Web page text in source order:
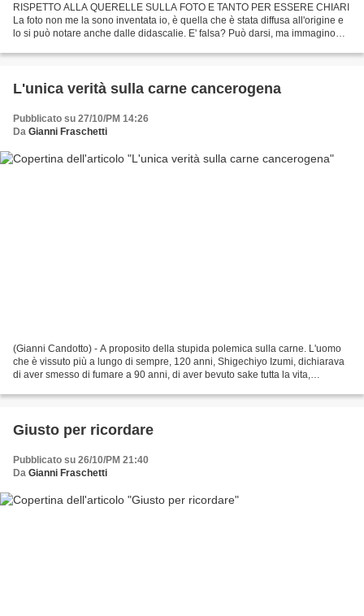
RISPETTO ALLA QUERELLE SULLA FOTO E TANTO PER ESSERE CHIARI
La foto non me la sono inventata io, è quella che è stata diffusa all'origine e
lo si può notare anche dalle didascalie. E' falsa? Può darsi, ma immagino
L'unica verità sulla carne cancerogena
Pubblicato su 27/10/PM 14:26
Da Gianni Fraschetti
(Gianni Candotto) - A proposito della stupida polemica sulla carne. L'uomo
che è vissuto più a lungo di sempre, 120 anni, Shigechiyo Izumi, dichiarava
di aver smesso di fumare a 90 anni, di aver bevuto sake tutta la vita,
Giusto per ricordare
Pubblicato su 26/10/PM 21:40
Da Gianni Fraschetti